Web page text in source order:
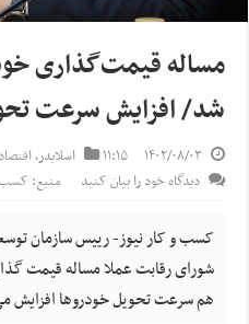
مساله قیمت‌گذاری
شد/ افزایش سرعت
۱۴۰۲/۰۸/۰۳ ۱۱:۱۵ اسلایدر,
دیدگاه خود را بیان کنید
منبع: کسب
کسب و کار نیوز- رییس سازمان
شورای رقابت عملا مساله قیمت
هم سرعت تحویل خودروها افزایش